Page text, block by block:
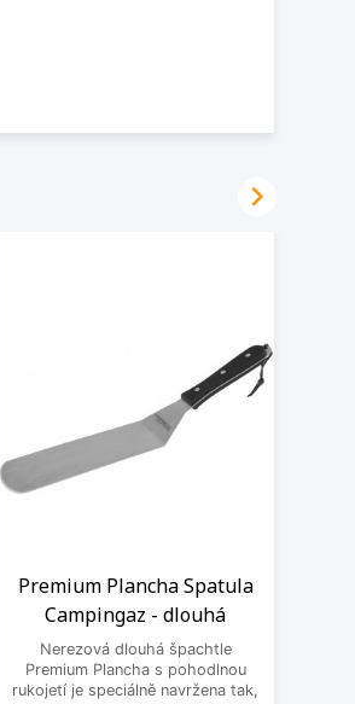
Premium Plancha Spatula
Campingaz - dlouhá
Nerezová dlouhá špachtle
Premium Plancha s pohodlnou
rukojetí je speciálně navržena tak,
